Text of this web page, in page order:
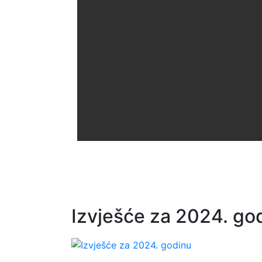
Izvješće za 2024.